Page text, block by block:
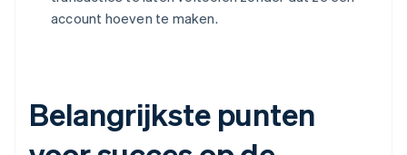
account hoeven te maken.
Belangrijkste punten